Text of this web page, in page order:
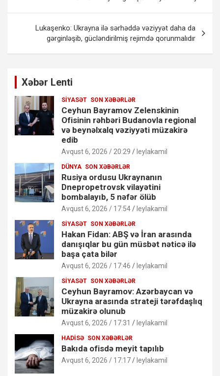
Lukaşenko: Ukrayna ilə sərhəddə vəziyyət daha da
gərginləşib, gücləndirilmiş rejimdə qorunmalıdır
Xəbər Lenti
SIYASƏT SON XƏBƏRLƏR
Ceyhun Bayramov Zelenskinin
Ofisinin rəhbəri Budanovla regional
və beynəlxalq vəziyyəti müzakirə
edib
Avqust 6, 2026 / 20:29 leylakamil
DÜNYA SON XƏBƏRLƏR
Rusiya ordusu Ukraynanın
Dnepropetrovsk vilayətini
bombalayıb, 5 nəfər ölüb
Avqust 6, 2026 / 17:54 leylakamil
SIYASƏT SON XƏBƏRLƏR
Hakan Fidan: ABŞ və İran arasında
danışıqlar bu gün müsbət nəticə ilə
başa çata bilər
Avqust 6, 2026 / 17:46 leylakamil
SIYASƏT SON XƏBƏRLƏR
Ceyhun Bayramov: Azərbaycan və
Ukrayna arasında strateji tərəfdaşlıq
müzakirə olunub
Avqust 6, 2026 / 17:31 leylakamil
HADISƏ SON XƏBƏRLƏR
Bakıda ofisdə meyit tapılıb
Avqust 6, 2026 / 17:17 leylakamil